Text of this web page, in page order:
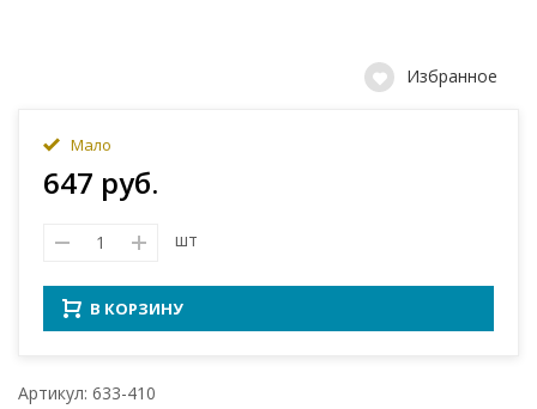
Избранное
Мало
647 руб.
шт
В КОРЗИНУ
Артикул: 633-410